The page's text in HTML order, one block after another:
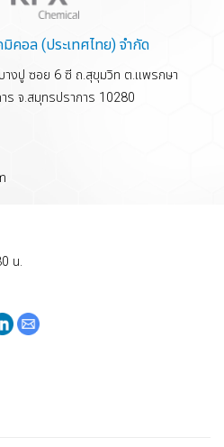
คอล (ประเทศไทย) จำกัด
งปู ซอย 6 ซี ถ.สุขุมวิท ต.แพรกษา
ร จ.สมุทรปราการ 10280
น.